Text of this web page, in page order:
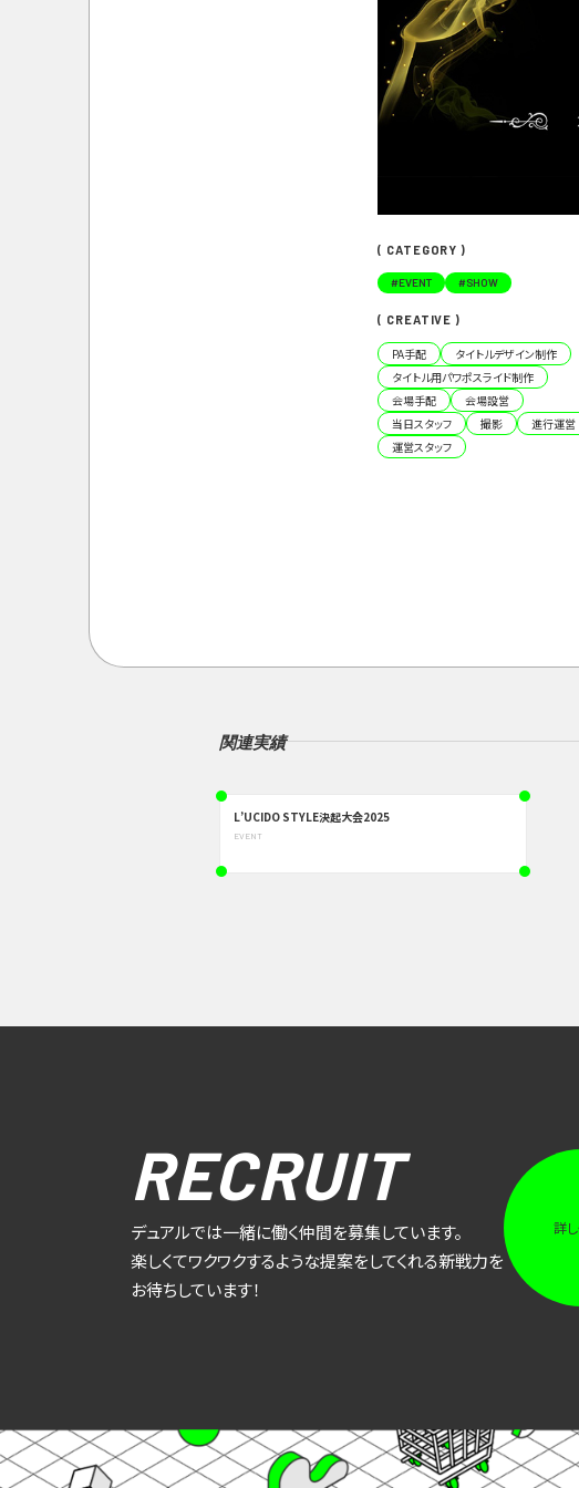
( CATEGORY )
#EVENT #SHOW
( CREATIVE )
PA手配
タイトルデザイン制作
タイトル用パワポスライド制作
会場手配
会場設営
当日スタッフ
撮影
進行運営
運営スタッフ
関連実績
L’UCIDO STYLE決起大会2025
EVENT
RECRUIT
デュアルでは一緒に働く仲間を募集しています。
楽しくてワクワクするような提案をしてくれる新戦力を
お待ちしています！
詳